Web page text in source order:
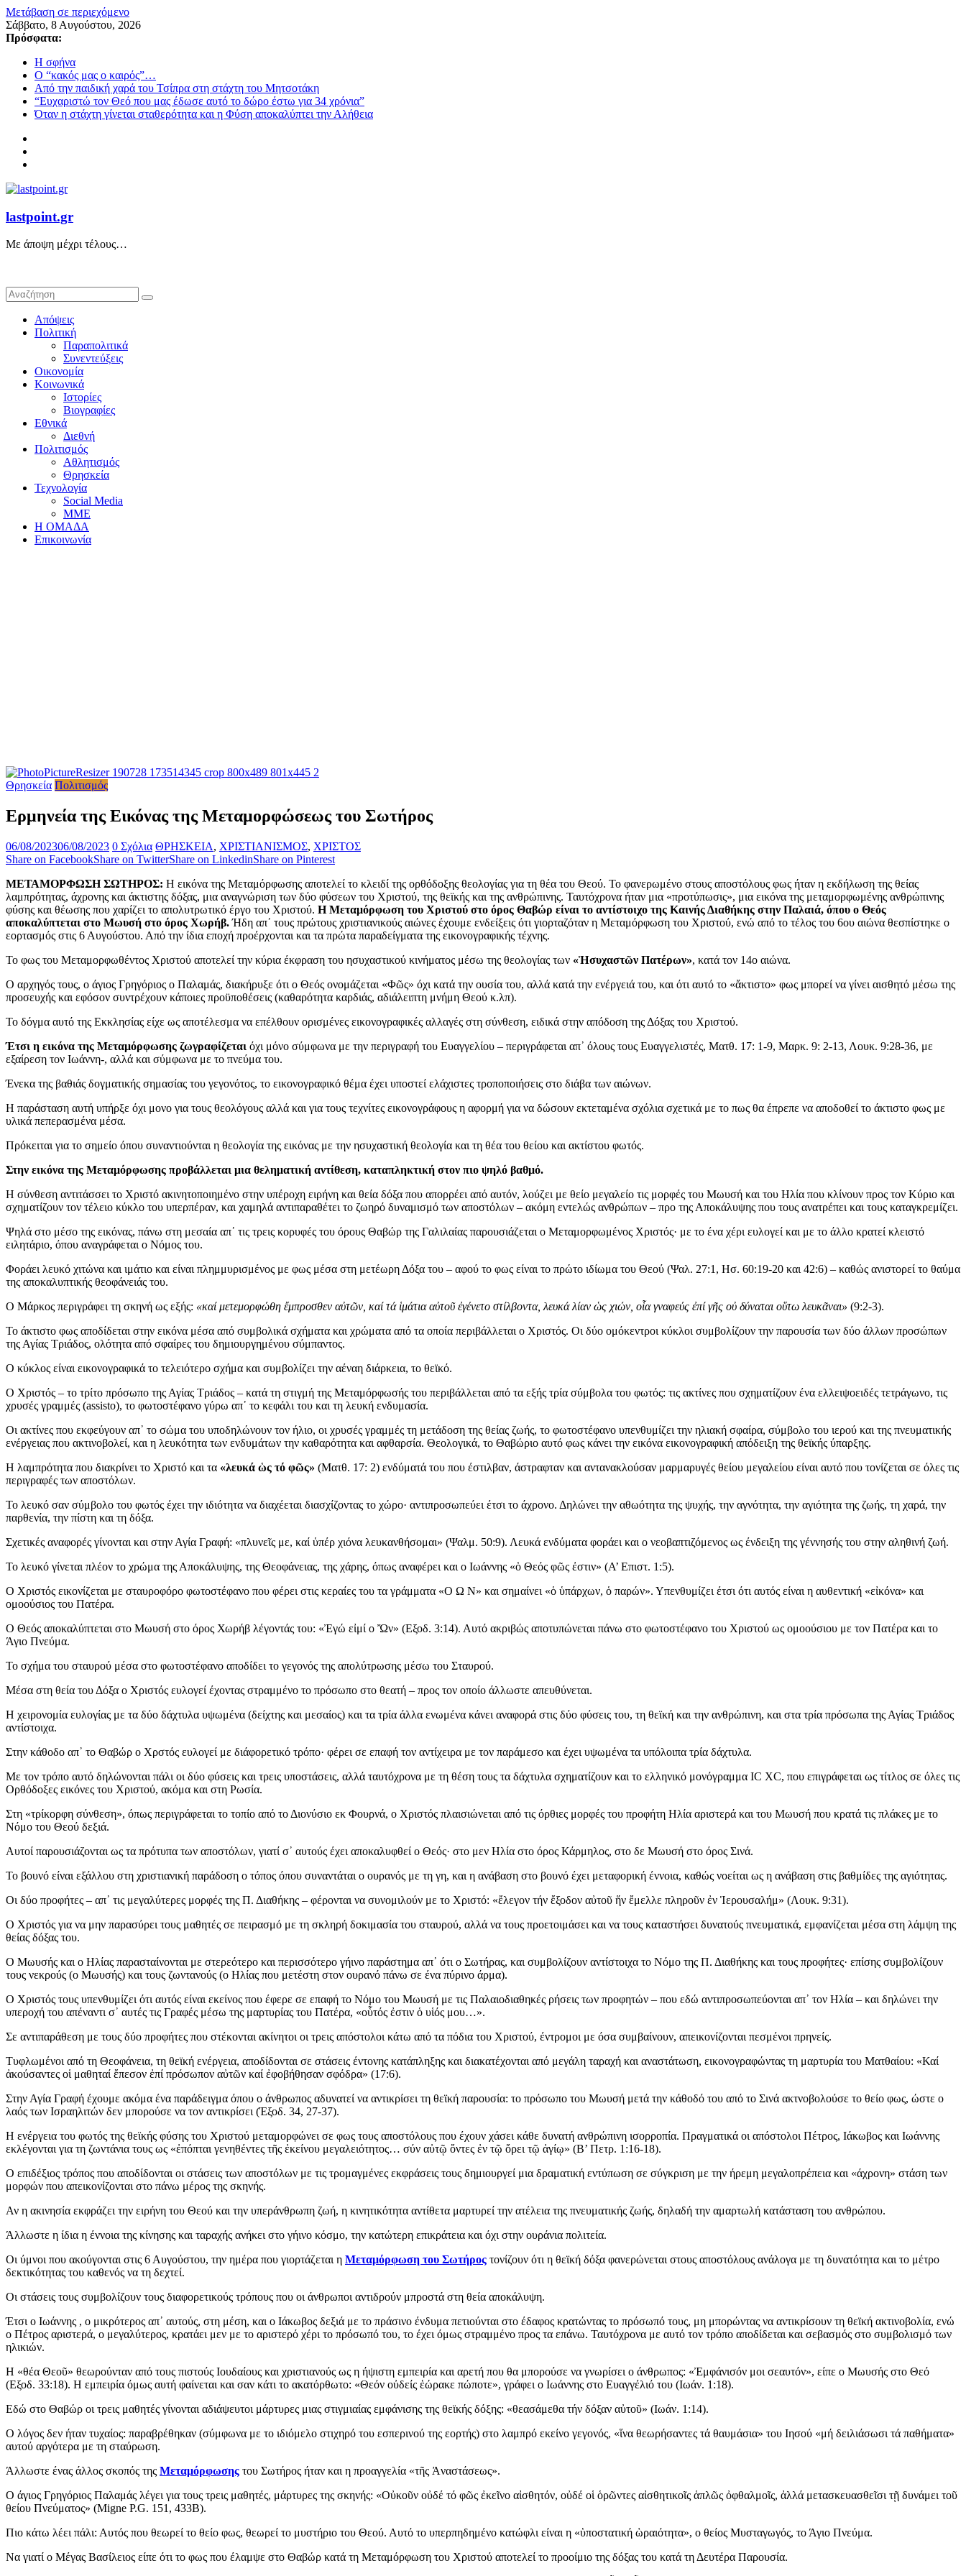
Μετάβαση σε περιεχόμενο
Σάββατο, 8 Αυγούστου, 2026
Πρόσφατα:
Η σφήνα
Ο “κακός μας ο καιρός”…
Από την παιδική χαρά του Τσίπρα στη στάχτη του Μητσοτάκη
“Ευχαριστώ τον Θεό που μας έδωσε αυτό το δώρο έστω για 34 χρόνια”
Όταν η στάχτη γίνεται σταθερότητα και η Φύση αποκαλύπτει την Αλήθεια
lastpoint.gr
Με άποψη μέχρι τέλους…
Απόψεις
Πολιτική
Παραπολιτικά
Συνεντεύξεις
Οικονομία
Κοινωνικά
Ιστορίες
Βιογραφίες
Εθνικά
Διεθνή
Πολιτισμός
Αθλητισμός
Θρησκεία
Τεχνολογία
Social Media
ΜΜΕ
Η ΟΜΑΔΑ
Επικοινωνία
Θρησκεία Πολιτισμός
Ερμηνεία της Εικόνας της Μεταμορφώσεως του Σωτήρος
06/08/202306/08/2023 0 Σχόλια ΘΡΗΣΚΕΙΑ, ΧΡΙΣΤΙΑΝΙΣΜΟΣ, ΧΡΙΣΤΟΣ
Share on FacebookShare on TwitterShare on LinkedinShare on Pinterest
ΜΕΤΑΜΟΡΦΩΣΗ ΣΩΤΗΡΟΣ: Η εικόνα της Μεταμόρφωσης αποτελεί το κλειδί της ορθόδοξης θεολογίας για τη θέα του Θεού. Το φανερωμένο στους αποστόλους φως ήταν η εκδήλωση της θείας
λαμπρότητας, άχρονης και άκτιστης δόξας, μια αναγνώριση των δύο φύσεων του Χριστού, της θεϊκής και της ανθρώπινης. Ταυτόχρονα ήταν μια «προτύπωσις», μια εικόνα της μεταμορφωμένης ανθρώπινης
φύσης και θέωσης που χαρίζει το απολυτρωτικό έργο του Χριστού. Η Μεταμόρφωση του Χριστού στο όρος Θαβώρ είναι το αντίστοιχο της Καινής Διαθήκης στην Παλαιά, όπου ο Θεός
αποκαλύπτεται στο Μωυσή στο όρος Χωρήβ.Ήδη απ᾽ τους πρώτους χριστιανικούς αιώνες έχουμε ενδείξεις ότι γιορταζόταν η Μεταμόρφωση του Χριστού, ενώ από το τέλος του 6ου αιώνα θεσπίστηκε ο
εορτασμός στις 6 Αυγούστου. Από την ίδια εποχή προέρχονται και τα πρώτα παραδείγματα της εικονογραφικής τέχνης.
Το φως του Μεταμορφωθέντος Χριστού αποτελεί την κύρια έκφραση του ησυχαστικού κινήματος μέσω της θεολογίας των «Ἡσυχαστῶν Πατέρων», κατά τον 14ο αιώνα.
Ο αρχηγός τους, ο άγιος Γρηγόριος ο Παλαμάς, διακήρυξε ότι ο Θεός ονομάζεται «Φῶς» όχι κατά την ουσία του, αλλά κατά την ενέργειά του, και ότι αυτό το «ἄκτιστο» φως μπορεί να γίνει αισθητό μέσω της
προσευχής και εφόσον συντρέχουν κάποιες προϋποθέσεις (καθαρότητα καρδιάς, αδιάλειπτη μνήμη Θεού κ.λπ).
Το δόγμα αυτό της Εκκλησίας είχε ως αποτέλεσμα να επέλθουν ορισμένες εικονογραφικές αλλαγές στη σύνθεση, ειδικά στην απόδοση της Δόξας του Χριστού.
Έτσι η εικόνα της Μεταμόρφωσης ζωγραφίζεται όχι μόνο σύμφωνα με την περιγραφή του Ευαγγελίου – περιγράφεται απ᾽ όλους τους Ευαγγελιστές, Ματθ. 17: 1-9, Μαρκ. 9: 2-13, Λουκ. 9:28-36, με
εξαίρεση τον Ιωάννη-, αλλά και σύμφωνα με το πνεύμα του.
Ένεκα της βαθιάς δογματικής σημασίας του γεγονότος, το εικονογραφικό θέμα έχει υποστεί ελάχιστες τροποποιήσεις στο διάβα των αιώνων.
Η παράσταση αυτή υπήρξε όχι μονο για τους θεολόγους αλλά και για τους τεχνίτες εικονογράφους η αφορμή για να δώσουν εκτεταμένα σχόλια σχετικά με το πως θα έπρεπε να αποδοθεί το άκτιστο φως με
υλικά πεπερασμένα μέσα.
Πρόκειται για το σημείο όπου συναντιούνται η θεολογία της εικόνας με την ησυχαστική θεολογία και τη θέα του θείου και ακτίστου φωτός.
Στην εικόνα της Μεταμόρφωσης προβάλλεται μια θεληματική αντίθεση, καταπληκτική στον πιο ψηλό βαθμό.
Η σύνθεση αντιτάσσει το Χριστό ακινητοποιημένο στην υπέροχη ειρήνη και θεία δόξα που απορρέει από αυτόν, λούζει με θείο μεγαλείο τις μορφές του Μωυσή και του Ηλία που κλίνουν προς τον Κύριο και
σχηματίζουν τον τέλειο κύκλο του υπερπέραν, και χαμηλά αντιπαραθέτει το ζωηρό δυναμισμό των αποστόλων – ακόμη εντελώς ανθρώπων – προ της Αποκάλυψης που τους ανατρέπει και τους καταγκρεμίζει.
Ψηλά στο μέσο της εικόνας, πάνω στη μεσαία απ᾽ τις τρεις κορυφές του όρους Θαβώρ της Γαλιλαίας παρουσιάζεται ο Μεταμορφωμένος Χριστός· με το ένα χέρι ευλογεί και με το άλλο κρατεί κλειστό
ειλητάριο, όπου αναγράφεται ο Νόμος του.
Φοράει λευκό χιτώνα και ιμάτιο και είναι πλημμυρισμένος με φως μέσα στη μετέωρη Δόξα του – αφού το φως είναι το πρώτο ιδίωμα του Θεού (Ψαλ. 27:1, Ησ. 60:19-20 και 42:6) – καθώς ανιστορεί το θαύμα
της αποκαλυπτικής θεοφάνειάς του.
Ο Μάρκος περιγράφει τη σκηνή ως εξής: «καί μετεμορφώθη ἔμπροσθεν αὐτῶν, καί τά ἱμάτια αὐτοῦ ἐγένετο στίλβοντα, λευκά λίαν ὡς χιών, οἷα γναφεύς ἐπί γῆς οὐ δύναται οὕτω λευκᾶναι» (9:2-3).
Το άκτιστο φως αποδίδεται στην εικόνα μέσα από συμβολικά σχήματα και χρώματα από τα οποία περιβάλλεται ο Χριστός. Οι δύο ομόκεντροι κύκλοι συμβολίζουν την παρουσία των δύο άλλων προσώπων
της Αγίας Τριάδος, ολότητα από σφαίρες του δημιουργημένου σύμπαντος.
Ο κύκλος είναι εικονογραφικά το τελειότερο σχήμα και συμβολίζει την αέναη διάρκεια, το θεϊκό.
Ο Χριστός – το τρίτο πρόσωπο της Αγίας Τριάδος – κατά τη στιγμή της Μεταμόρφωσής του περιβάλλεται από τα εξής τρία σύμβολα του φωτός: τις ακτίνες που σχηματίζουν ένα ελλειψοειδές τετράγωνο, τις
χρυσές γραμμές (assisto), το φωτοστέφανο γύρω απ᾽ το κεφάλι του και τη λευκή ενδυμασία.
Οι ακτίνες που εκφεύγουν απ᾽ το σώμα του υποδηλώνουν τον ήλιο, οι χρυσές γραμμές τη μετάδοση της θείας ζωής, το φωτοστέφανο υπενθυμίζει την ηλιακή σφαίρα, σύμβολο του ιερού και της πνευματικής
ενέργειας που ακτινοβολεί, και η λευκότητα των ενδυμάτων την καθαρότητα και αφθαρσία. Θεολογικά, το Θαβώριο αυτό φως κάνει την εικόνα εικονογραφική απόδειξη της θεϊκής ύπαρξης.
Η λαμπρότητα που διακρίνει το Χριστό και τα «λευκά ὡς τό φῶς» (Ματθ. 17: 2) ενδύματά του που έστιλβαν, άστραφταν και αντανακλούσαν μαρμαρυγές θείου μεγαλείου είναι αυτό που τονίζεται σε όλες τις
περιγραφές των αποστόλων.
Το λευκό σαν σύμβολο του φωτός έχει την ιδιότητα να διαχέεται διασχίζοντας το χώρο· αντιπροσωπεύει έτσι το άχρονο. Δηλώνει την αθωότητα της ψυχής, την αγνότητα, την αγιότητα της ζωής, τη χαρά, την
παρθενία, την πίστη και τη δόξα.
Σχετικές αναφορές γίνονται και στην Αγία Γραφή: «πλυνεῖς με, καί ὑπέρ χιόνα λευκανθήσομαι» (Ψαλμ. 50:9). Λευκά ενδύματα φοράει και ο νεοβαπτιζόμενος ως ένδειξη της γέννησής του στην αληθινή ζωή.
Το λευκό γίνεται πλέον το χρώμα της Αποκάλυψης, της Θεοφάνειας, της χάρης, όπως αναφέρει και ο Ιωάννης «ὁ Θεός φῶς ἐστιν» (Α’ Επιστ. 1:5).
Ο Χριστός εικονίζεται με σταυροφόρο φωτοστέφανο που φέρει στις κεραίες του τα γράμματα «Ο Ω Ν» και σημαίνει «ὁ ὑπάρχων, ὁ παρών». Υπενθυμίζει έτσι ότι αυτός είναι η αυθεντική «εἰκόνα» και
ομοούσιος του Πατέρα.
Ο Θεός αποκαλύπτεται στο Μωυσή στο όρος Χωρήβ λέγοντάς του: «Ἐγώ εἰμί ο Ὤν» (Εξοδ. 3:14). Αυτό ακριβώς αποτυπώνεται πάνω στο φωτοστέφανο του Χριστού ως ομοούσιου με τον Πατέρα και το
Άγιο Πνεύμα.
Το σχήμα του σταυρού μέσα στο φωτοστέφανο αποδίδει το γεγονός της απολύτρωσης μέσω του Σταυρού.
Μέσα στη θεία του Δόξα ο Χριστός ευλογεί έχοντας στραμμένο το πρόσωπο στο θεατή – προς τον οποίο άλλωστε απευθύνεται.
Η χειρονομία ευλογίας με τα δύο δάχτυλα υψωμένα (δείχτης και μεσαίος) και τα τρία άλλα ενωμένα κάνει αναφορά στις δύο φύσεις του, τη θεϊκή και την ανθρώπινη, και στα τρία πρόσωπα της Αγίας Τριάδος
αντίστοιχα.
Στην κάθοδο απ᾽ το Θαβώρ ο Χρστός ευλογεί με διάφορετικό τρόπο· φέρει σε επαφή τον αντίχειρα με τον παράμεσο και έχει υψωμένα τα υπόλοιπα τρία δάχτυλα.
Με τον τρόπο αυτό δηλώνονται πάλι οι δύο φύσεις και τρεις υποστάσεις, αλλά ταυτόχρονα με τη θέση τους τα δάχτυλα σχηματίζουν και το ελληνικό μονόγραμμα IC XC, που επιγράφεται ως τίτλος σε όλες τις
Ορθόδοξες εικόνες του Χριστού, ακόμα και στη Ρωσία.
Στη «τρίκορφη σύνθεση», όπως περιγράφεται το τοπίο από το Διονύσιο εκ Φουρνά, ο Χριστός πλαισιώνεται από τις όρθιες μορφές του προφήτη Ηλία αριστερά και του Μωυσή που κρατά τις πλάκες με το
Νόμο του Θεού δεξιά.
Αυτοί παρουσιάζονται ως τα πρότυπα των αποστόλων, γιατί σ᾽ αυτούς έχει αποκαλυφθεί ο Θεός· στο μεν Ηλία στο όρος Κάρμηλος, στο δε Μωυσή στο όρος Σινά.
Το βουνό είναι εξάλλου στη χριστιανική παράδοση ο τόπος όπου συναντάται ο ουρανός με τη γη, και η ανάβαση στο βουνό έχει μεταφορική έννοια, καθώς νοείται ως η ανάβαση στις βαθμίδες της αγιότητας.
Οι δύο προφήτες – απ᾽ τις μεγαλύτερες μορφές της Π. Διαθήκης – φέρονται να συνομιλούν με το Χριστό: «ἔλεγον τήν ἔξοδον αὐτοῦ ἥν ἔμελλε πληροῦν ἐν Ἱερουσαλήμ» (Λουκ. 9:31).
Ο Χριστός για να μην παρασύρει τους μαθητές σε πειρασμό με τη σκληρή δοκιμασία του σταυρού, αλλά να τους προετοιμάσει και να τους καταστήσει δυνατούς πνευματικά, εμφανίζεται μέσα στη λάμψη της
θείας δόξας του.
Ο Μωυσής και ο Ηλίας παρασταίνονται με στερεότερο και περισσότερο γήινο παράστημα απ᾽ ότι ο Σωτήρας, και συμβολίζουν αντίστοιχα το Νόμο της Π. Διαθήκης και τους προφήτες· επίσης συμβολίζουν
τους νεκρούς (ο Μωυσής) και τους ζωντανούς (ο Ηλίας που μετέστη στον ουρανό πάνω σε ένα πύρινο άρμα).
Ο Χριστός τους υπενθυμίζει ότι αυτός είναι εκείνος που έφερε σε επαφή το Νόμο του Μωυσή με τις Παλαιοδιαθηκές ρήσεις των προφητών – που εδώ αντιπροσωπεύονται απ᾽ τον Ηλία – και δηλώνει την
υπεροχή του απέναντι σ᾽ αυτές τις Γραφές μέσω της μαρτυρίας του Πατέρα, «οὗτός ἐστιν ὁ υἱός μου…».
Σε αντιπαράθεση με τους δύο προφήτες που στέκονται ακίνητοι οι τρεις απόστολοι κάτω από τα πόδια του Χριστού, έντρομοι με όσα συμβαίνουν, απεικονίζονται πεσμένοι πρηνείς.
Τυφλωμένοι από τη Θεοφάνεια, τη θεϊκή ενέργεια, αποδίδονται σε στάσεις έντονης κατάπληξης και διακατέχονται από μεγάλη ταραχή και αναστάτωση, εικονογραφώντας τη μαρτυρία του Ματθαίου: «Καί
ἀκούσαντες οἱ μαθηταί ἔπεσον ἐπί πρόσωπον αὐτῶν καί ἐφοβήθησαν σφόδρα» (17:6).
Στην Αγία Γραφή έχουμε ακόμα ένα παράδειγμα όπου ο άνθρωπος αδυνατεί να αντικρίσει τη θεϊκή παρουσία: το πρόσωπο του Μωυσή μετά την κάθοδό του από το Σινά ακτνοβολούσε το θείο φως, ώστε ο
λαός των Ισραηλιτών δεν μπορούσε να τον αντικρίσει (Έξοδ. 34, 27-37).
Η ενέργεια του φωτός της θεϊκής φύσης του Χριστού μεταμορφώνει σε φως τους αποστόλους που έχουν χάσει κάθε δυνατή ανθρώπινη ισορροπία. Πραγματικά οι απόστολοι Πέτρος, Ιάκωβος και Ιωάννης
εκλέγονται για τη ζωντάνια τους ως «ἐπόπται γενηθέντες τῆς ἐκείνου μεγαλειότητος… σύν αὐτῷ ὄντες ἐν τῷ ὄρει τῷ ἁγίῳ» (Β’ Πετρ. 1:16-18).
Ο επιδέξιος τρόπος που αποδίδονται οι στάσεις των αποστόλων με τις τρομαγμένες εκφράσεις τους δημιουργεί μια δραματική εντύπωση σε σύγκριση με την ήρεμη μεγαλοπρέπεια και «άχρονη» στάση των
μορφών που απεικονίζονται στο πάνω μέρος της σκηνής.
Αν η ακινησία εκφράζει την ειρήνη του Θεού και την υπεράνθρωπη ζωή, η κινητικότητα αντίθετα μαρτυρεί την ατέλεια της πνευματικής ζωής, δηλαδή την αμαρτωλή κατάσταση του ανθρώπου.
Άλλωστε η ίδια η έννοια της κίνησης και ταραχής ανήκει στο γήινο κόσμο, την κατώτερη επικράτεια και όχι στην ουράνια πολιτεία.
Οι ύμνοι που ακούγονται στις 6 Αυγούστου, την ημέρα που γιορτάζεται η Μεταμόρφωση του Σωτήρος τονίζουν ότι η θεϊκή δόξα φανερώνεται στους αποστόλους ανάλογα με τη δυνατότητα και το μέτρο
δεκτικότητας του καθενός να τη δεχτεί.
Οι στάσεις τους συμβολίζουν τους διαφορετικούς τρόπους που οι άνθρωποι αντιδρούν μπροστά στη θεία αποκάλυψη.
Έτσι ο Ιωάννης , ο μικρότερος απ᾽ αυτούς, στη μέση, και ο Ιάκωβος δεξιά με το πράσινο ένδυμα πετιούνται στο έδαφος κρατώντας το πρόσωπό τους, μη μπορώντας να αντικρίσουν τη θεϊκή ακτινοβολία, ενώ
ο Πέτρος αριστερά, ο μεγαλύτερος, κρατάει μεν με το αριστερό χέρι το πρόσωπό του, το έχει όμως στραμμένο προς τα επάνω. Ταυτόχρονα με αυτό τον τρόπο αποδίδεται και σεβασμός στο συμβολισμό των
ηλικιών.
Η «θέα Θεοῦ» θεωρούνταν από τους πιστούς Ιουδαίους και χριστιανούς ως η ήψιστη εμπειρία και αρετή που θα μπορούσε να γνωρίσει ο άνθρωπος: «Ἐμφάνισόν μοι σεαυτόν», είπε ο Μωυσής στο Θεό
(Εξοδ. 33:18). Η εμπειρία όμως αυτή φαίνεται και σαν κάτι το ακατόρθωτο: «Θεόν οὐδείς ἑώρακε πώποτε», γράφει ο Ιωάννης στο Ευαγγέλιό του (Ιωάν. 1:18).
Εδώ στο Θαβώρ οι τρεις μαθητές γίνονται αδιάψευτοι μάρτυρες μιας στιγμιαίας εμφάνισης της θεϊκής δόξης: «θεασάμεθα τήν δόξαν αὐτοῦ» (Ιωάν. 1:14).
Ο λόγος δεν ήταν τυχαίος: παραβρέθηκαν (σύμφωνα με το ιδιόμελο στιχηρό του εσπερινού της εορτής) στο λαμπρό εκείνο γεγονός, «ἵνα θεωρήσαντες τά θαυμάσια» του Ιησού «μή δειλιάσωσι τά παθήματα»
αυτού αργότερα με τη σταύρωση.
Άλλωστε ένας άλλος σκοπός της Μεταμόρφωσης του Σωτήρος ήταν και η προαγγελία «τῆς Ἀναστάσεως».
Ο άγιος Γρηγόριος Παλαμάς λέγει για τους τρεις μαθητές, μάρτυρες της σκηνής: «Οὐκοῦν οὐδέ τό φῶς ἐκεῖνο αἰσθητόν, οὐδέ οἱ ὁρῶντες αἰσθητικοῖς ἁπλῶς ὀφθαλμοῖς, ἀλλά μετασκευασθεῖσι τῇ δυνάμει τοῦ
θείου Πνεύματος» (Migne P.G. 151, 433Β).
Πιο κάτω λέει πάλι: Αυτός που θεωρεί το θείο φως, θεωρεί το μυστήριο του Θεού. Αυτό το υπερπηδημένο κατώφλι είναι η «ὑποστατική ὡραιότητα», ο θείος Μυσταγωγός, το Άγιο Πνεύμα.
Να γιατί ο Μέγας Βασίλειος είπε ότι το φως που έλαμψε στο Θαβώρ κατά τη Μεταμόρφωση του Χριστού αποτελεί το προοίμιο της δόξας του κατά τη Δευτέρα Παρουσία.